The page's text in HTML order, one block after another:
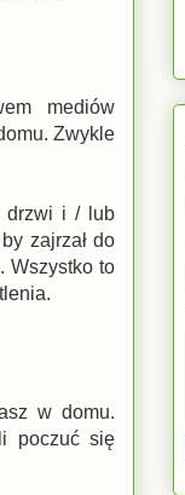
mediów
Zwykle
drzwi i / lub
zajrzał do
Wszystko to
w domu.
poczuć się